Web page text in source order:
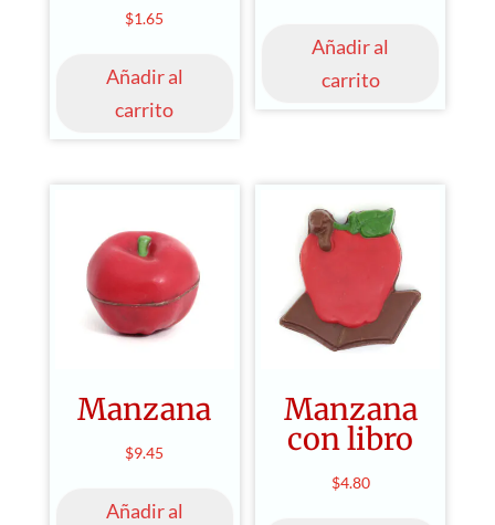
$1.65
Añadir al
carrito
Añadir al
carrito
Manzana
$9.45
Añadir al
Manzana
con libro
$4.80